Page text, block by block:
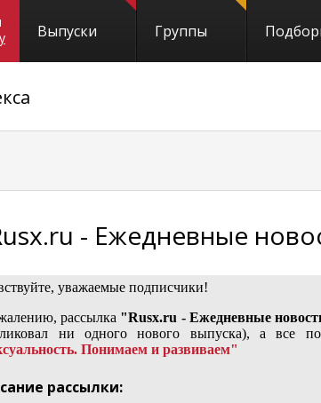
Выпуски Группы
- Ежедневные
уважаемые подписчики!
рассылка "Rusx.ru - Ежедневные
ни одного нового выпуска), а все
Понимаем и развиваем"
рассылки: